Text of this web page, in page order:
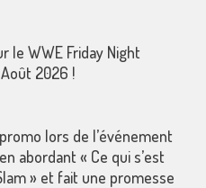
le WWE Friday Night
2026 !
lors de l’événement
abordant « Ce qui s’est
» et fait une promesse